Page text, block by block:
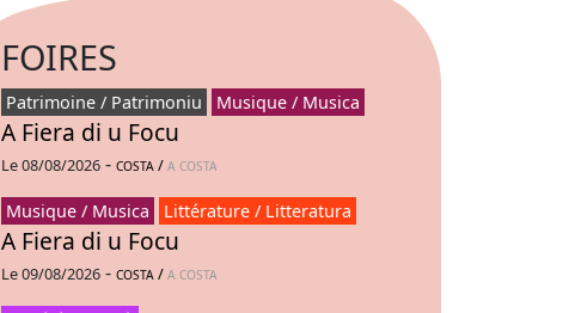
FOIRES
Patrimoine / Patrimoniu Musique / Musica
A Fiera di u Focu
Le 08/08/2026 - COSTA / A COSTA
Musique / Musica Littérature / Litteratura
A Fiera di u Focu
Le 09/08/2026 - COSTA / A COSTA